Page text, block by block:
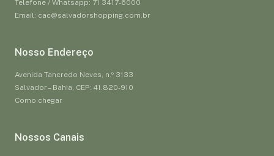
Telefone / Whatsapp: 71 3417-6000
Email: cac@salvadorshopping.com.br
Nosso Endereço
Avenida Tancredo Neves, n.º 3133
Salvador – Bahia, CEP: 41.820-910
Como chegar
Nossos Canais